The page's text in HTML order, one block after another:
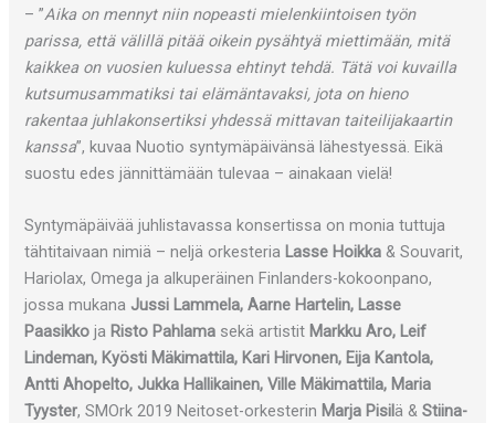
– ”Aika on mennyt niin nopeasti mielenkiintoisen työn
parissa, että välillä pitää oikein pysähtyä miettimään, mitä
kaikkea on vuosien kuluessa ehtinyt tehdä. Tätä voi kuvailla
kutsumusammatiksi tai elämäntavaksi, jota on hieno
rakentaa juhlakonsertiksi yhdessä mittavan taiteilijakaartin
kanssa”, kuvaa Nuotio syntymäpäivänsä lähestyessä. Eikä
suostu edes jännittämään tulevaa – ainakaan vielä!
Syntymäpäivää juhlistavassa konsertissa on monia tuttuja
tähtitaivaan nimiä – neljä orkesteria Lasse Hoikka & Souvarit,
Hariolax, Omega ja alkuperäinen Finlanders-kokoonpano,
jossa mukana Jussi Lammela, Aarne Hartelin, Lasse
Paasikko ja Risto Pahlama sekä artistit Markku Aro, Leif
Lindeman, Kyösti Mäkimattila, Kari Hirvonen, Eija Kantola,
Antti Ahopelto, Jukka Hallikainen, Ville Mäkimattila, Maria
Tyyster, SMOrk 2019 Neitoset-orkesterin Marja Pisil ä &Stiina-